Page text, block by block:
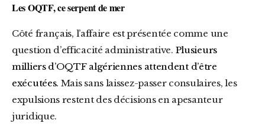
Les OQTF, ce serpent de mer
Côté français, l’affaire est présentée comme une
question d’efficacité administrative. Plusieurs
milliers d’OQTF algériennes attendent d’être
exécutées. Mais sans laissez-passer consulaires, les
expulsions restent des décisions en apesanteur
juridique.